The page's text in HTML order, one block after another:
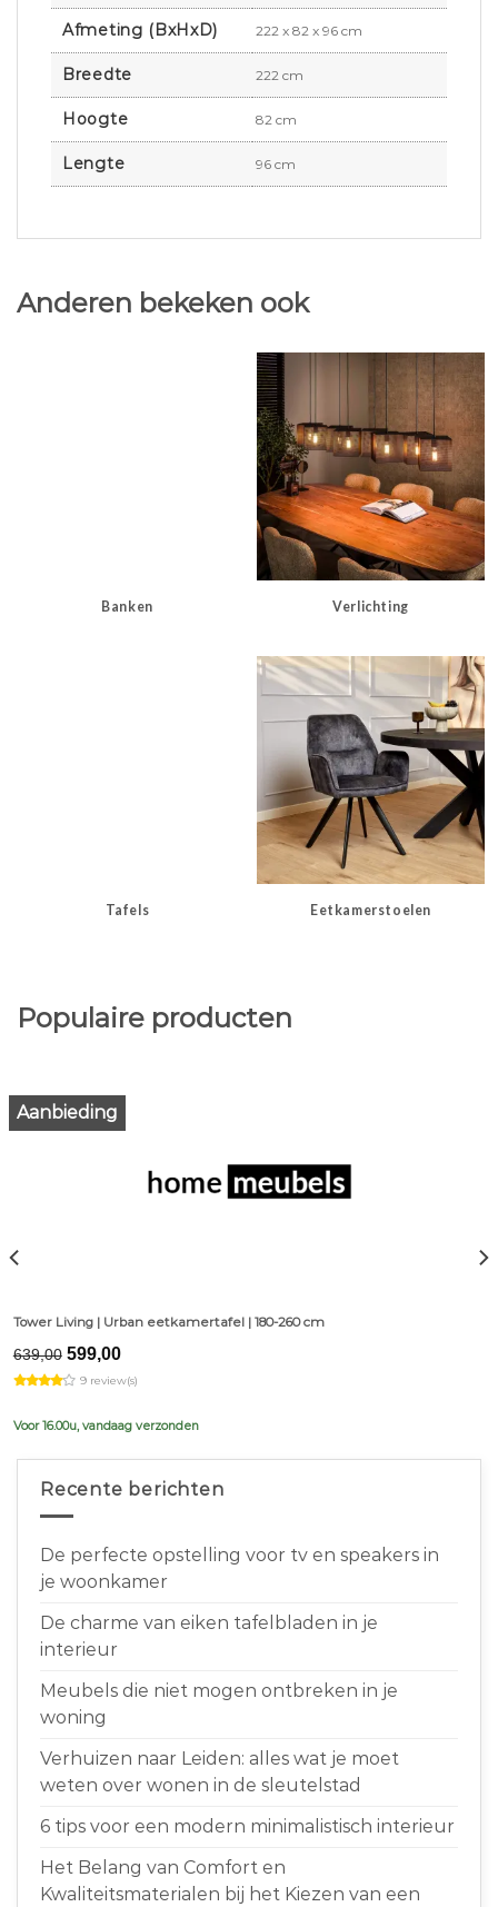
Afmeting (BxHxD) 222 x 82 x 96 cm
Breedte 222 cm
Hoogte 82 cm
Lengte 96 cm
Anderen bekeken ook
Banken Verlichting
Tafels Eetkamerstoelen
Populaire producten
Aanbieding
Tower Living | Urban eetkamertafel | 180-260 cm
639,00 Original
price
was:
599,00Current
is:
9 review(s)
Voor 16.00u, vandaag verzonden
Recente berichten
De perfecte opstelling voor tv en speakers in
je woonkamer
De charme van eiken tafelbladen in je
interieur
Meubels die niet mogen ontbreken in je
woning
Verhuizen naar Leiden: alles wat je moet
weten over wonen in de sleutelstad
6 tips voor een modern minimalistisch interieur
Het Belang van Comfort en
Kwaliteitsmaterialen bij het Kiezen van een